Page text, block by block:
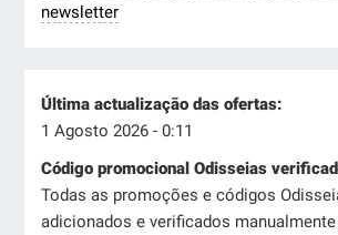
newsletter
Última actualização das ofertas:
1 Agosto 2026 - 0:11
Código promocional Odisseias
Todas as promoções e códigos
adicionados e verificados